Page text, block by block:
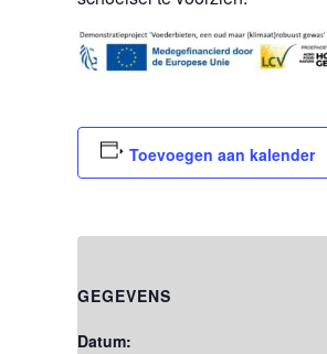
Toevoegen aan kalender
GEGEVENS
Datum: